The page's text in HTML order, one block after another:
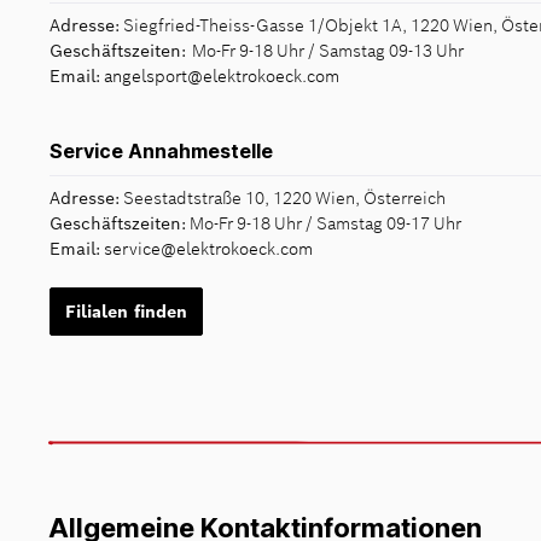
Adresse: Siegfried-Theiss-Gasse 1/Objekt 1A, 1220 Wien,
Geschäftszeiten: Mo-Fr 9-18 Uhr / Samstag 09-13 Uhr
Email: angelsport@elektrokoeck.com
Service Annahmestelle
Adresse: Seestadtstraße 10, 1220 Wien, Österreich
Geschäftszeiten: Mo-Fr 9-18 Uhr / Samstag 09-17 Uhr
Email: service@elektrokoeck.com
Filialen finden
Allgemeine Kontaktinformationen